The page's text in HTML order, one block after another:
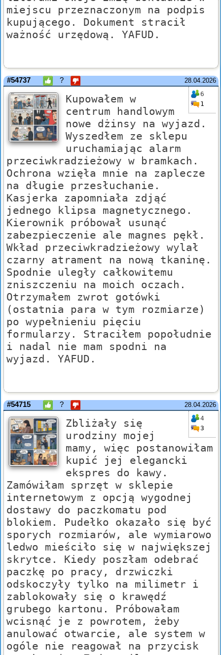
miejscu przeznaczonym na podpis
kupującego. Dokument stracił
ważność urzędową. YAFUD.
28.04.2026
#54737 ?
6
1
Kupowałem w
centrum handlowym
nowe dżinsy na wyjazd.
Wyszedłem ze sklepu
uruchamiając alarm
przeciwkradzieżowy w bramkach.
Ochrona wzięła mnie na zaplecze
na długie przesłuchanie.
Kasjerka zapomniała zdjąć
jednego klipsa magnetycznego.
Kierownik próbował usunąć
zabezpieczenie ale magnes pękł.
Wkład przeciwkradzieżowy wylał
czarny atrament na nową tkaninę.
Spodnie uległy całkowitemu
zniszczeniu na moich oczach.
Otrzymałem zwrot gotówki
(ostatnia para w tym rozmiarze)
po wypełnieniu pięciu
formularzy. Straciłem popołudnie
i nadal nie mam spodni na
wyjazd. YAFUD.
28.04.2026
#54715 ?
4
3
Zbliżały się
urodziny mojej
mamy, więc postanowiłam
kupić jej elegancki
ekspres do kawy.
Zamówiłam sprzęt w sklepie
internetowym z opcją wygodnej
dostawy do paczkomatu pod
blokiem. Pudełko okazało się być
sporych rozmiarów, ale wymiarowo
ledwo mieściło się w największej
skrytce. Kiedy poszłam odebrać
paczkę po pracy, drzwiczki
odskoczyły tylko na milimetr i
zablokowały się o krawędź
grubego kartonu. Próbowałam
wcisnąć je z powrotem, żeby
anulować otwarcie, ale system w
ogóle nie reagował na przycisk